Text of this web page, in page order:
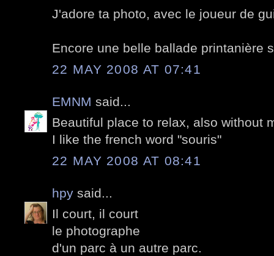
J'adore ta photo, avec le joueur de
Encore une belle ballade printanière
22 MAY 2008 AT 07:41
EMNM said...
Beautiful place to relax, also without
I like the french word "souris"
22 MAY 2008 AT 08:41
hpy said...
Il court, il court
le photographe
d'un parc à un autre parc.